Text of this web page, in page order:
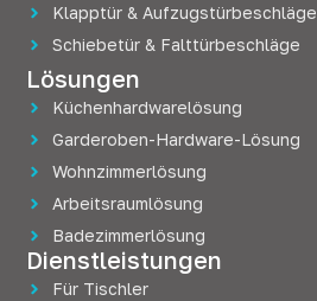
Klapptür & Aufzugstürbeschläge
Schiebetür & Falttürbeschläge
Lösungen
Küchenhardwarelösung
Garderoben-Hardware-Lösung
Wohnzimmerlösung
Arbeitsraumlösung
Badezimmerlösung
Dienstleistungen
Für Tischler